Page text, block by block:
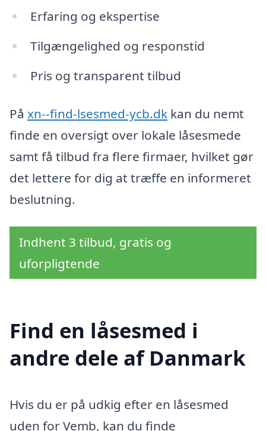
Erfaring og ekspertise
Tilgængelighed og responstid
Pris og transparent tilbud
På xn--find-lsesmed-ycb.dk kan du nemt
finde en oversigt over lokale låsesmede
samt få tilbud fra flere firmaer, hvilket gør
det lettere for dig at træffe en informeret
beslutning.
Indhent 3 tilbud, gratis og
uforpligtende
Find en låsesmed i
andre dele af Danmark
Hvis du er på udkig efter en låsesmed
uden for Vemb, kan du finde